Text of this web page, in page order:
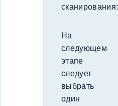
сканирования:
На
следующем
этапе
следует
выбрать
один